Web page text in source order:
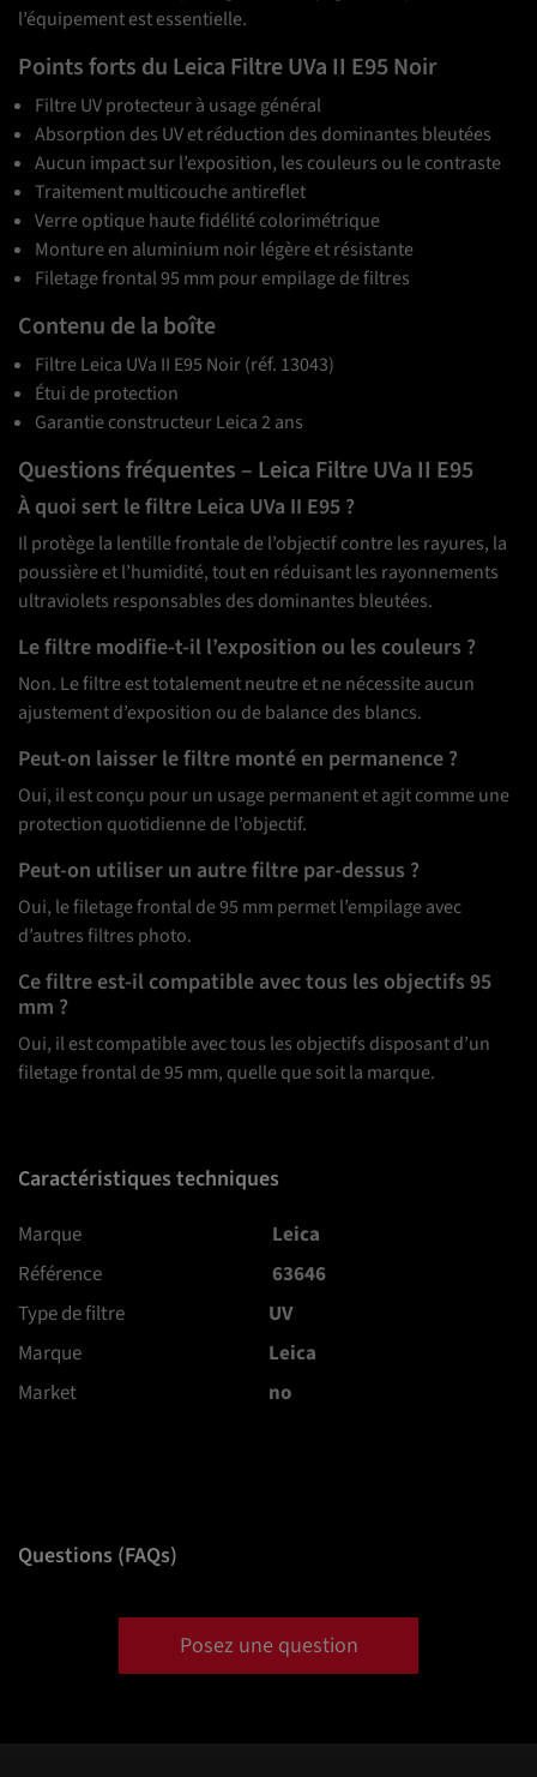
l’équipement est essentielle.
Points forts du Leica Filtre UVa II E95 Noir
Filtre UV protecteur à usage général
Absorption des UV et réduction des dominantes bleutées
Aucun impact sur l’exposition, les couleurs ou le contraste
Traitement multicouche antireflet
Verre optique haute fidélité colorimétrique
Monture en aluminium noir légère et résistante
Filetage frontal 95 mm pour empilage de filtres
Contenu de la boîte
Filtre Leica UVa II E95 Noir (réf. 13043)
Étui de protection
Garantie constructeur Leica 2 ans
Questions fréquentes – Leica Filtre UVa II E95
À quoi sert le filtre Leica UVa II E95 ?
Il protège la lentille frontale de l’objectif contre les rayures, la
poussière et l’humidité, tout en réduisant les rayonnements
ultraviolets responsables des dominantes bleutées.
Le filtre modifie-t-il l’exposition ou les couleurs ?
Non. Le filtre est totalement neutre et ne nécessite aucun
ajustement d’exposition ou de balance des blancs.
Peut-on laisser le filtre monté en permanence ?
Oui, il est conçu pour un usage permanent et agit comme une
protection quotidienne de l’objectif.
Peut-on utiliser un autre filtre par-dessus ?
Oui, le filetage frontal de 95 mm permet l’empilage avec
d’autres filtres photo.
Ce filtre est-il compatible avec tous les objectifs 95
mm ?
Oui, il est compatible avec tous les objectifs disposant d’un
filetage frontal de 95 mm, quelle que soit la marque.
Caractéristiques techniques
Marque
Leica
Référence
63646
Type de filtre
UV
Marque
Leica
Market
no
Questions (FAQs)
Posez une question